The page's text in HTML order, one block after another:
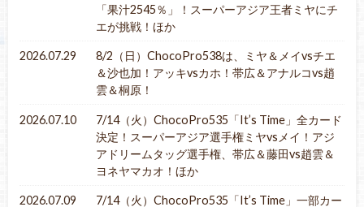
「果汁2545％」！スーパーアジア王者ミヤにチ
エが挑戦！ほか
2026.07.29
8/2（日）ChocoPro538は、ミヤ＆メイvsチエ
＆沙也加！アッキvsカホ！帯広＆アナルコvs趙
雲＆桐原！
2026.07.10
7/14（火）ChocoPro535「It’s Time」全カード
決定！スーパーアジア選手権ミヤvsメイ！アジ
アドリームタッグ選手権、帯広＆藤田vs趙雲＆
ヨネヤマカオ！ほか
2026.07.09
7/14（火）ChocoPro535「It’s Time」一部カー